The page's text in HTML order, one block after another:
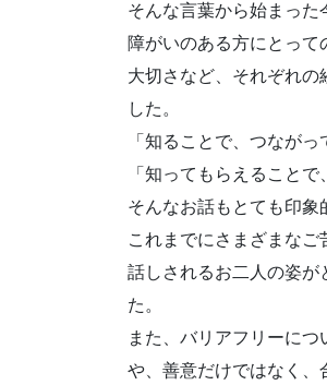
そんな言葉から始まった
障がいのある方にとっ
大切さなど、それぞれの
した。
「知ることで、つながっ
「知ってもらえること
そんなお話もとても印象
これまでにさまざまな
話しされるお二人の姿が
た。
また、バリアフリーにつ
や、善意だけではなく、